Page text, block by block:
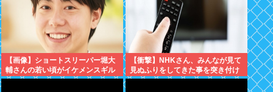
【画像】ショートスリーパー堀大
輔さんの若い頃がイケメンスギル
と話題にwww
【衝撃】NHKさん、みんなが見て
見ぬふりをしてきた事を突き付け
てしまう･･････････！！